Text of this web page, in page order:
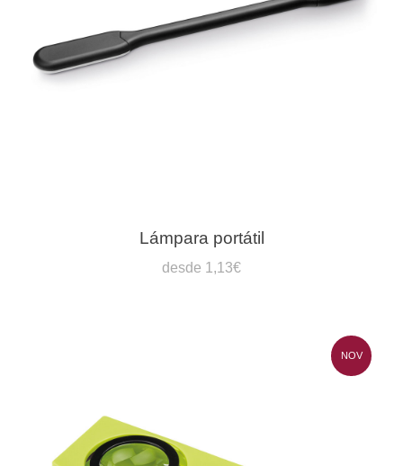
Lámpara portátil
desde 1,13€
NOV